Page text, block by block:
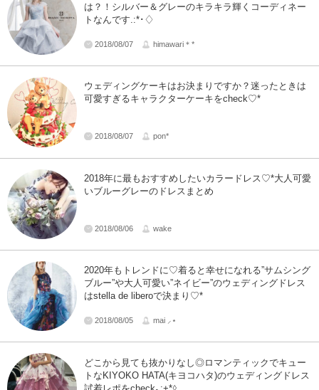
は？！シルバー＆グレーのキラキラ輝くコーディネー
トなんです.:*･♢
2018/08/07 himawari＊*
ウェディングケーキはお決まりですか？迷ったときは
可愛すぎるキャラクターケーキをcheck♡*
2018/08/07 pon*
2018年に最もおすすめしたいカラードレス♡*大人可愛
いブルーグレーのドレスまとめ
2018/08/06 wake
2020年もトレンドに♡着ると幸せになれる”サムシング
ブルー”や大人可愛い”ネイビー”のウェディングドレス
はstella de liberoで決まり♡*
2018/08/05 mai ⸝⋆
どこから見ても抜かりなし◎ロマンティックでキュー
トなKIYOKO HATA(キヨコハタ)のウェディングドレス